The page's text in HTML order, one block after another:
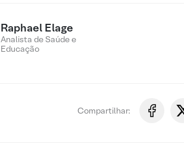
Raphael Elage
Analista de Saúde e
Educação
Compartilhar: